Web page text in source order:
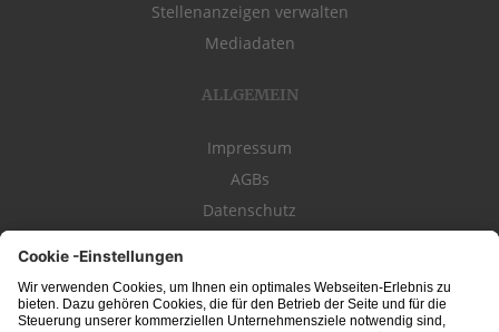
Stellenanzeigen verwalten
Mediadaten
ALLGEMEIN
Impressum
AGBs
Datenschutz